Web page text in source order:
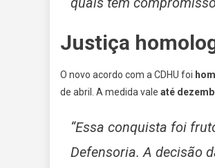
Justiça
O novo acordo com a CDHU foi
de abril. A medida vale até
“Essa conquista foi
Defensoria. A decisão